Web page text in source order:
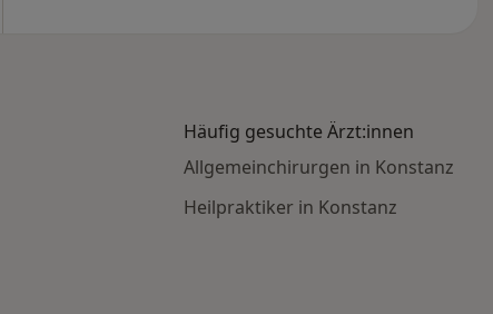
Häufig gesuchte Ärzt:innen
Allgemeinchirurgen in Konstanz
Heilpraktiker in Konstanz